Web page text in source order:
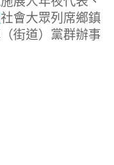
社會大眾列席鄉鎮
街道）黨群辦事